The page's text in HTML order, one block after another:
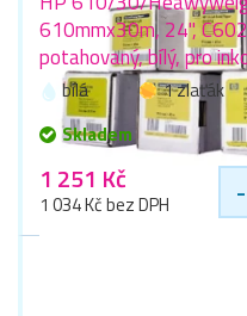
610mmx30m, 24",
potahovaný, bílý, pro
bílá
1 zlaťák
Skladem
1 251 Kč
1 034 Kč bez DPH -